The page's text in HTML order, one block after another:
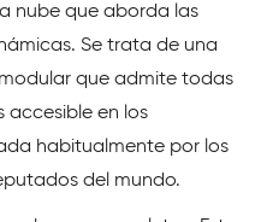
nube que aborda las
Se trata de una
que admite todas
accesible en los
habitualmente por los
del mundo.